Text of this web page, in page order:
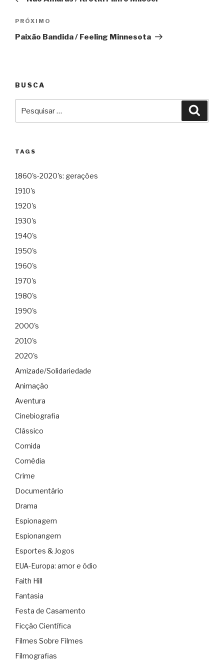
Post
Próximo
PRÓXIMO
Paixão Bandida / Feeling Minnesota
BUSCA
TAGS
1860's-2020's: gerações
1910's
1920's
1930's
1940's
1950's
1960's
1970's
1980's
1990's
2000's
2010's
2020's
Amizade/Solidariedade
Animação
Aventura
Cinebiografia
Clássico
Comida
Comédia
Crime
Documentário
Drama
Espionagem
Espionangem
Esportes & Jogos
EUA-Europa: amor e ódio
Faith Hill
Fantasia
Festa de Casamento
Ficção Científica
Filmes Sobre Filmes
Filmografias